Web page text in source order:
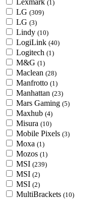
(1)
LG (309)
LG (3)
Lindy (10)
LogiLink (40)
Logitech (1)
M&G (1)
Maclean (28)
Manfrotto (1)
Manhattan (23)
Mars Gaming (5)
Maxhub (4)
Misura (10)
Mobile Pixels (3)
Moxa (1)
Mozos (1)
MSI (239)
MSI (2)
MSI (2)
MultiBrackets (10)